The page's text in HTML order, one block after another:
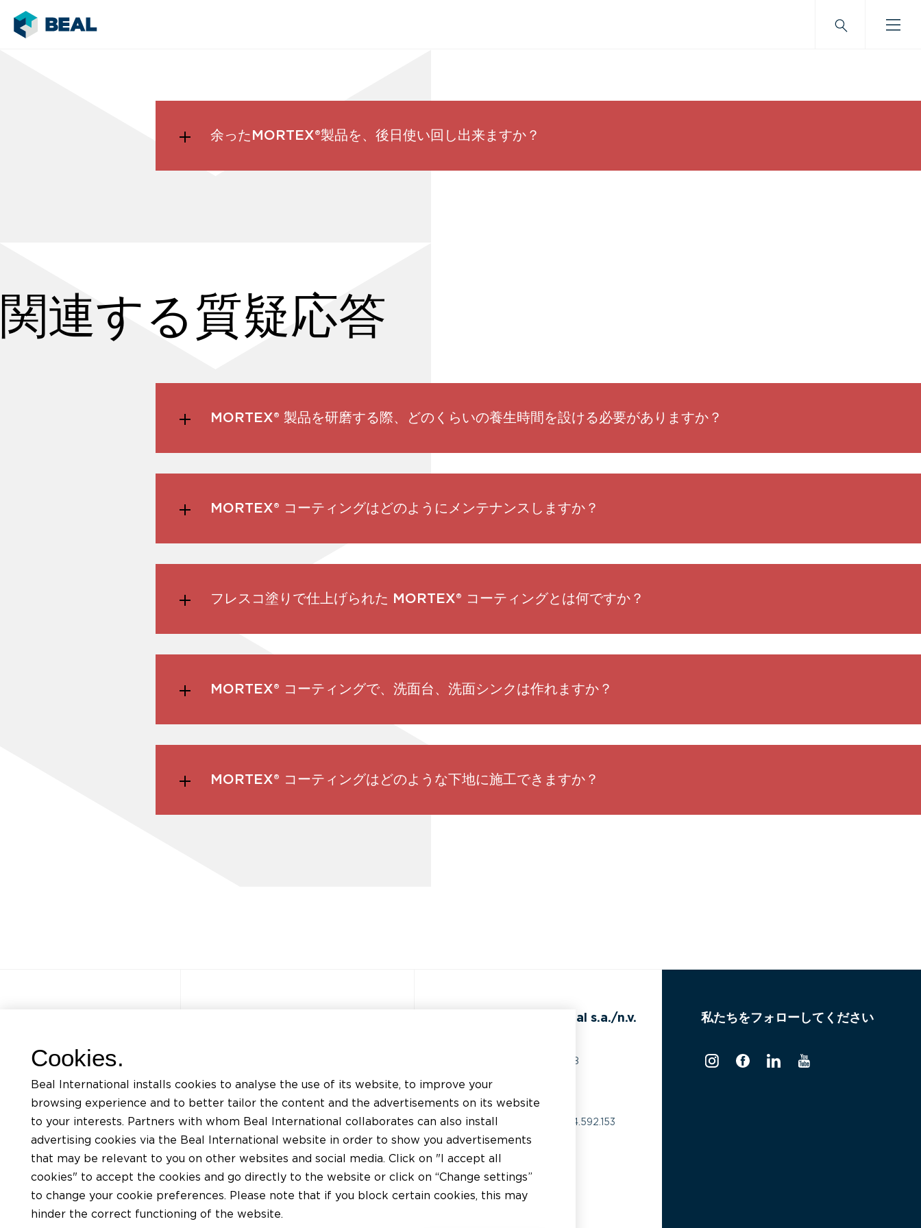
余ったMORTEX®製品を、後日使い回し出来ますか？
関連する質疑応答
MORTEX® 製品を研磨する際、どのくらいの養生時間を設ける必要がありますか？
MORTEX® コーティングはどのようにメンテナンスしますか？
フレスコ塗りで仕上げられた MORTEX® コーティングとは何ですか？
MORTEX® コーティングで、洗面台、洗面シンクは作れますか？
MORTEX® コーティングはどのような下地に施工できますか？
よくある質問
Jobs
Contact
プライバシーポリシー
クッキーチャート
一般条件
BEAL International s.a./n.v.
Rue du Tronquoy, 8
付加価値税: BE0414.592.153
+32 81 83 57 57
info@beal.be
私たちをフォローしてください
Cookies.
Beal International installs cookies to analyse the use of its website, to improve your
browsing experience and to better tailor the content and the advertisements on its website
to your interests. Partners with whom Beal International collaborates can also install
advertising cookies via the Beal International website in order to show you advertisements
that may be relevant to you on other websites and social media. Click on "I accept all
cookies" to accept the cookies and go directly to the website or click on “Change settings”
to change your cookie preferences. Please note that if you block certain cookies, this may
hinder the correct functioning of the website.